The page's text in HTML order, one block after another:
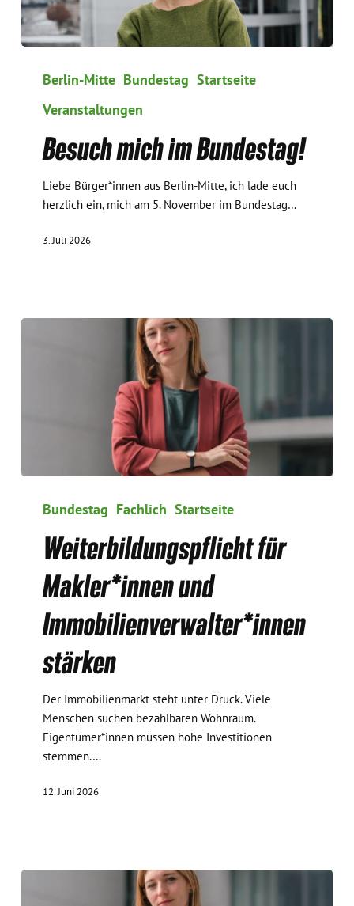
mich
Bundestag!
Berlin-Mitte Bundestag Startseite
Veranstaltungen
Besuch mich im Bundestag!
Liebe Bürger*innen aus Berlin-Mitte, ich lade euch
herzlich ein, mich am 5. November im Bundestag…
3. Juli 2026
Immobilienverwalter*innen
stärken
Bundestag Fachlich Startseite
Weiterbildungspflicht für
Makler*innen und
Immobilienverwalter*innen
stärken
Der Immobilienmarkt steht unter Druck. Viele
Menschen suchen bezahlbaren Wohnraum.
Eigentümer*innen müssen hohe Investitionen
stemmen.…
12. Juni 2026